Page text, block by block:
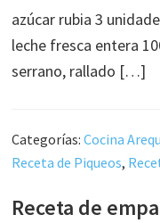
azúcar rubia 3
leche fresca entera
serrano, rallado […]
Categorías:Cocina
Receta de Piqueos,
Receta de